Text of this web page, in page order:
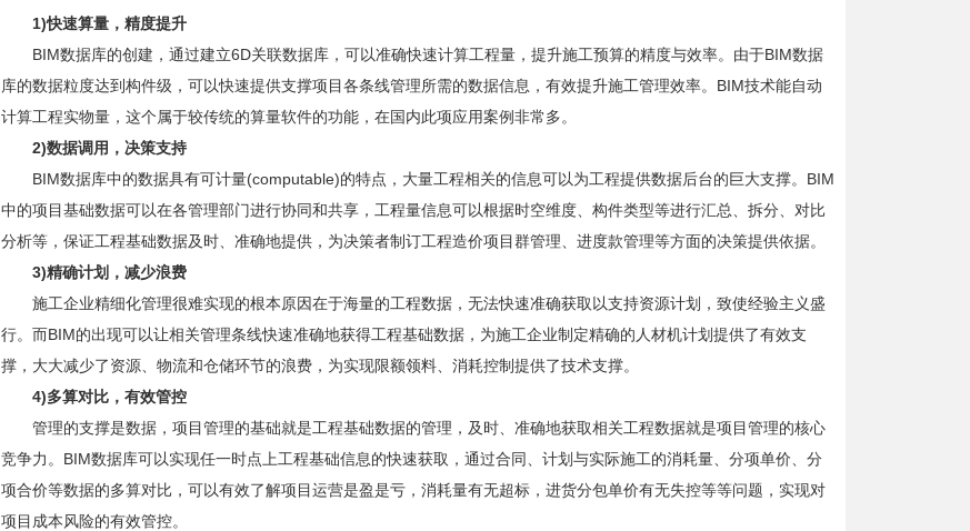
1)快速算量，精度提升
BIM数据库的创建，通过建立6D关联数据库，可以准确快速计算工程量，提升施工预算的精度与效率。由于BIM数据
库的数据粒度达到构件级，可以快速提供支撑项目各条线管理所需的数据信息，有效提升施工管理效率。BIM技术能自动
计算工程实物量，这个属于较传统的算量软件的功能，在国内此项应用案例非常多。
2)数据调用，决策支持
BIM数据库中的数据具有可计量(computable)的特点，大量工程相关的信息可以为工程提供数据后台的巨大支撑。BIM
中的项目基础数据可以在各管理部门进行协同和共享，工程量信息可以根据时空维度、构件类型等进行汇总、拆分、对比
分析等，保证工程基础数据及时、准确地提供，为决策者制订工程造价项目群管理、进度款管理等方面的决策提供依据。
3)精确计划，减少浪费
施工企业精细化管理很难实现的根本原因在于海量的工程数据，无法快速准确获取以支持资源计划，致使经验主义盛
行。而BIM的出现可以让相关管理条线快速准确地获得工程基础数据，为施工企业制定精确的人材机计划提供了有效支
撑，大大减少了资源、物流和仓储环节的浪费，为实现限额领料、消耗控制提供了技术支撑。
4)多算对比，有效管控
管理的支撑是数据，项目管理的基础就是工程基础数据的管理，及时、准确地获取相关工程数据就是项目管理的核心
竞争力。BIM数据库可以实现任一时点上工程基础信息的快速获取，通过合同、计划与实际施工的消耗量、分项单价、分
项合价等数据的多算对比，可以有效了解项目运营是盈是亏，消耗量有无超标，进货分包单价有无失控等等问题，实现对
项目成本风险的有效管控。